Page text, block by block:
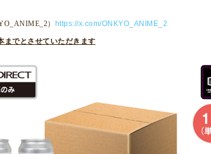
） https://x.com/ONKYO_ANIME_2
でとさせていただきます